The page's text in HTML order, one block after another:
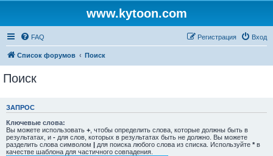
www.kytoon.com
FAQ Вход
Регистрация
Список форумов Поиск
Поиск
ЗАПРОС
Ключевые слова:
Вы можете использовать + , чтобы определить слова, которые должны быть в
результатах, и - для слов, которых в результатах быть не должно. Вы можете
разделить слова символом | для поиска любого слова из списка. Используйте * в
качестве шаблона для частичного совпадения.